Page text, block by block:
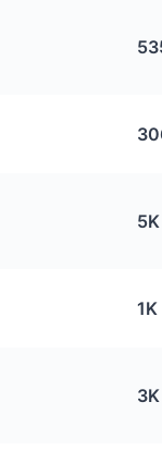
5K
1K
3K